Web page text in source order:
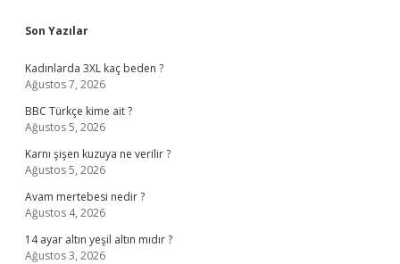
Sidebar
Son Yazılar
Kadınlarda 3XL kaç beden ?
Ağustos 7, 2026
BBC Türkçe kime ait ?
Ağustos 5, 2026
Karnı şişen kuzuya ne verilir ?
Ağustos 5, 2026
Avam mertebesi nedir ?
Ağustos 4, 2026
14 ayar altın yeşil altın mıdır ?
Ağustos 3, 2026